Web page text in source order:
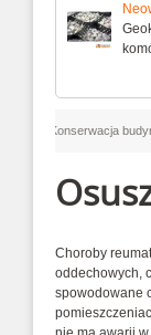
Konserwacja
Choroby
oddechowych,
spowodowane